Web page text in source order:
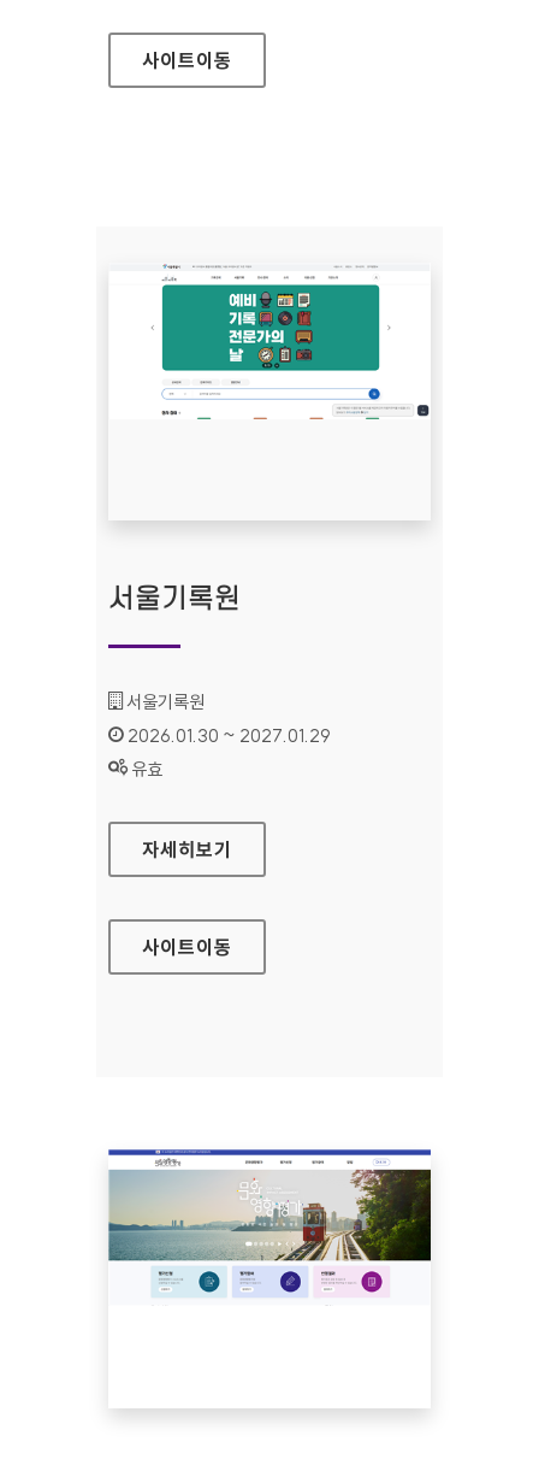
사이트이동
서울기록원
기관명 :
서울기록원
인증기간 :
2026.01.30 ~ 2027.01.29
상태 :
유효
서울기록원
자세히보기
사이트이동